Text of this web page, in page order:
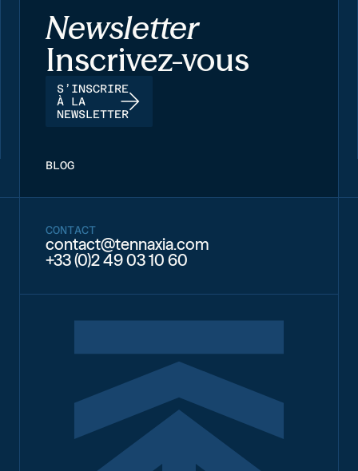
Newsletter
Inscrivez-vous
S’INSCRIRE
À LA
NEWSLETTER
BLOG
CONTACT
contact@tennaxia.com
+33 (0)2 49 03 10 60